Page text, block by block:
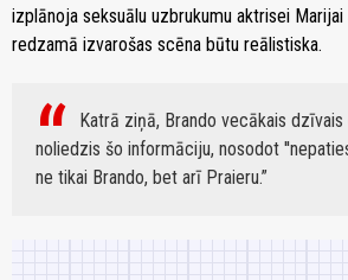
izplānoja seksuālu uzbrukumu aktrisei
redzamā izvarošas scēna būtu reālistiska.
Katrā ziņā, Brando vecākais
noliedzis šo informāciju, nosodot
ne tikai Brando, bet arī Praieru.